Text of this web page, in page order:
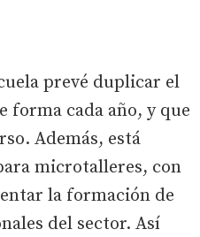
prevé duplicar el
forma cada año, y que
Además, está
microtalleres, con
la formación de
del sector. Así